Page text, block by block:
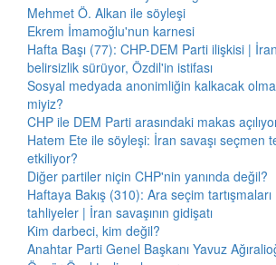
Mehmet Ö. Alkan ile söyleşi
Ekrem İmamoğlu'nun karnesi
Hafta Başı (77): CHP-DEM Parti ilişkisi |
belirsizlik sürüyor, Özdil'in istifası
Sosyal medyada anonimliğin kalkacak
miyiz?
CHP ile DEM Parti arasındaki makas
Hatem Ete ile söyleşi: İran savaşı seçmen
etkiliyor?
Diğer partiler niçin CHP'nin yanında değil?
Haftaya Bakış (310): Ara seçim
tahliyeler | İran savaşının gidişatı
Kim darbeci, kim değil?
Anahtar Parti Genel Başkanı Yavuz